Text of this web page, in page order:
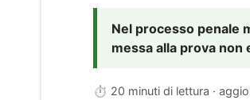
Nel processo penale
messa alla prova
⏱ 20 minuti di lettura ·